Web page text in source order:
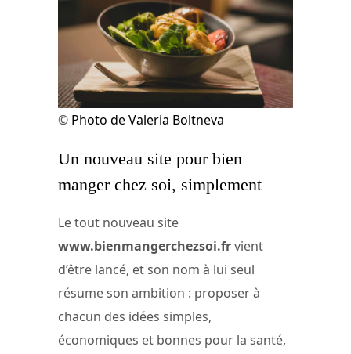
© Photo de Valeria Boltneva
Un nouveau site pour bien
manger chez soi, simplement
Le tout nouveau site
www.bienmangerchezsoi.frvient
d’être lancé, et son nom à lui seul
résume son ambition : proposer à
chacun des idées simples,
économiques et bonnes pour la santé,